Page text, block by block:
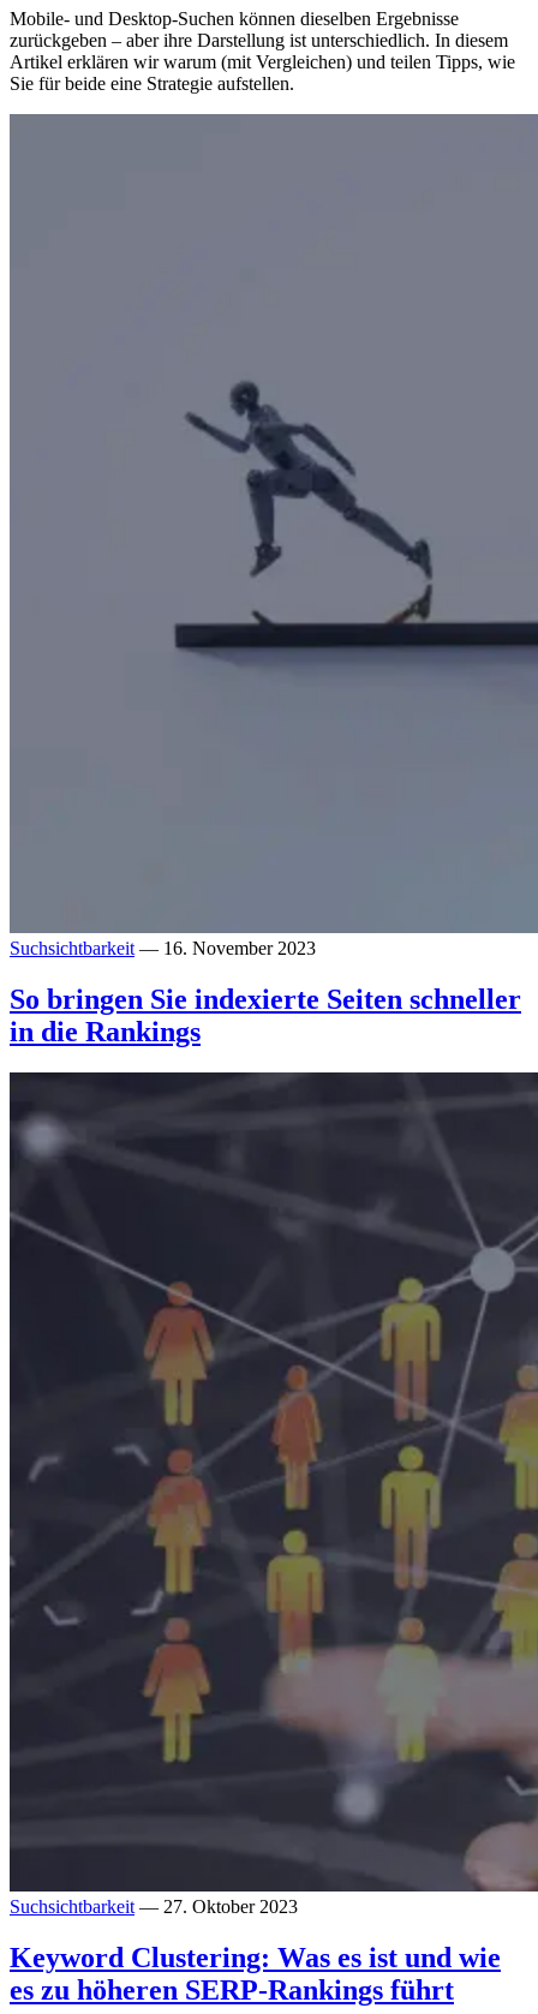
Mobile- und Desktop-Suchen können dieselben Ergebnisse
zurückgeben – aber ihre Darstellung ist unterschiedlich. In diesem
Artikel erklären wir warum (mit Vergleichen) und teilen Tipps, wie
Sie für beide eine Strategie aufstellen.
Suchsichtbarkeit — 16. November 2023
So bringen Sie indexierte Seiten schneller
in die Rankings
Suchsichtbarkeit — 27. Oktober 2023
Keyword Clustering: Was es ist und wie
es zu höheren SERP-Rankings führt